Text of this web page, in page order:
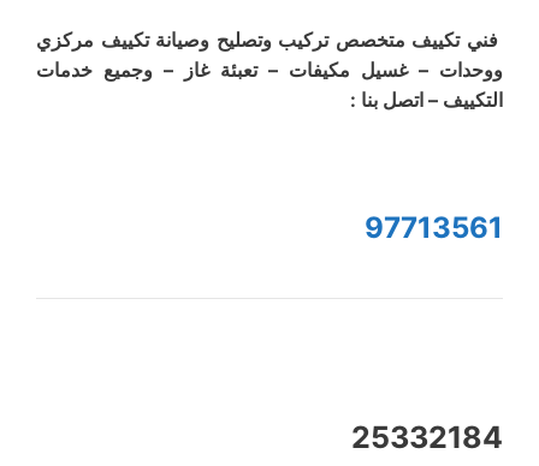
فني تكييف متخصص تركيب وتصليح وصيانة تكييف مركزي
ووحدات – غسيل مكيفات – تعبئة غاز – وجميع خدمات
التكييف – اتصل بنا :
97713561
25332184